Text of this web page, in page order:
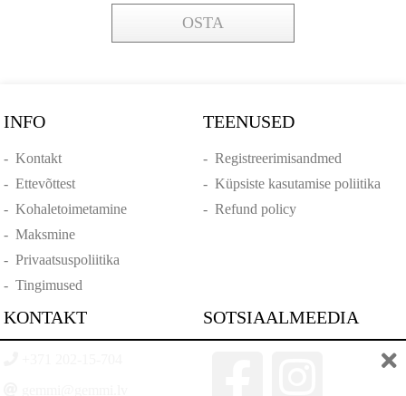
OSTA
INFO
-Kontakt
-Ettevõttest
-Kohaletoimetamine
-Maksmine
-Privaatsuspoliitika
-Tingimused
TEENUSED
- Registreerimisandmed
- Küpsiste kasutamise poliitika
- Refund policy
KONTAKT SOTSIAALMEEDIA